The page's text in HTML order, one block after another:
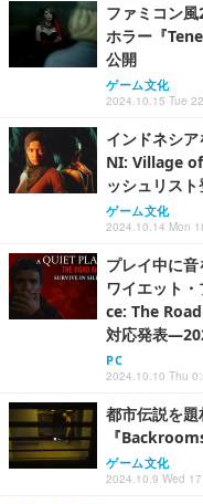
ファミコン
ホラー『
公開
ゲーム文化
2024.10.15 Tue
インドネシ
NI: Village
ッシュリス
ゲーム文化
2024.10.14 Mon
プレイ中に
ワイエット
ce: The
対応発表
PC
2024.10.10 Thu
都市伝説を
『
ゲーム文化
2024.10.9 Wed